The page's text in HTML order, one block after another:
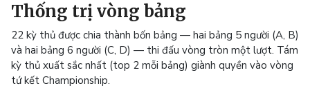
Thống trị vòng bảng
22 kỳ thủ được chia thành bốn bảng — hai bảng 5 người (A, B)
và hai bảng 6 người (C, D) — thi đấu vòng tròn một lượt. Tám
kỳ thủ xuất sắc nhất (top 2 mỗi bảng) giành quyền vào vòng
tứ kết Championship.